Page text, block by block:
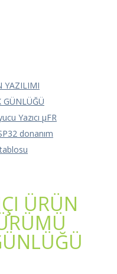
YAZILIMI
GÜNLÜĞÜ
Yazıcı μFR
donanım
ÜRÜN